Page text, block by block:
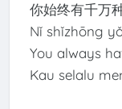
你始终有千万
Nǐ shǐzhōng
You always
Kau selalu